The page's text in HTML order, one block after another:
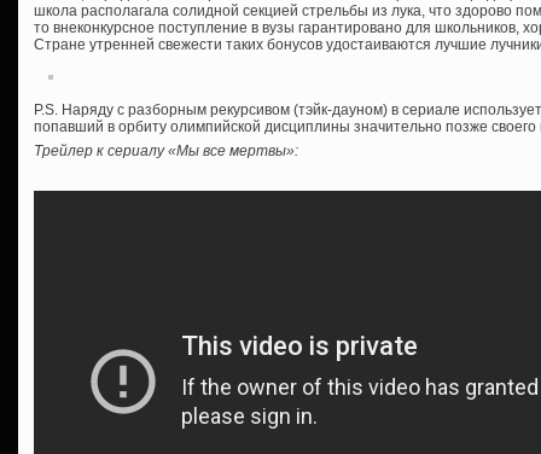
школа располагала солидной секцией стрельбы из лука, что здорово
то внеконкурсное поступление в вузы гарантировано для школьников,
Стране утренней свежести таких бонусов удостаиваются лучшие
P.S. Наряду с разборным рекурсивом (тэйк-дауном) в сериале
попавший в орбиту олимпийской дисциплины значительно позже своего
Трейлер к сериалу «Мы все мертвы»: